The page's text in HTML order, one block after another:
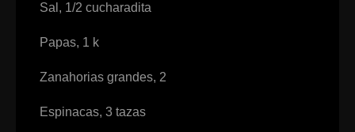
Sal, 1/2 cucharadita
Papas, 1 k
Zanahorias grandes, 2
Espinacas, 3 tazas